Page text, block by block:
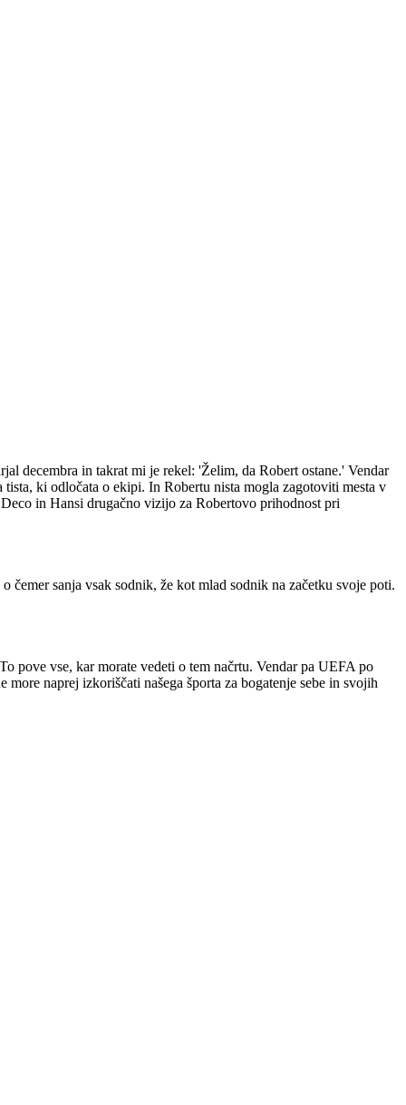
decembra in takrat mi je rekel: 'Želim, da Robert ostane.' Vendar
ki odločata o ekipi. In Robertu nista mogla zagotoviti mesta v
in Hansi drugačno vizijo za Robertovo prihodnost pri
čemer sanja vsak sodnik, že kot mlad sodnik na začetku svoje poti.
pove vse, kar morate vedeti o tem načrtu. Vendar pa UEFA po
naprej izkoriščati našega športa za bogatenje sebe in svojih